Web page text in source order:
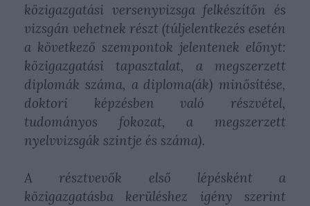
közigazgatási versenyvizsga felkészítőn és
vizsgán vehetnek részt (túljelentkezés esetén
a következő szempontok jelentenek előnyt:
közigazgatási tapasztalat, a megszerzett
diplomák száma, a diploma(ák) minősítése,
doktori képzésben való részvétel,
tudományos fokozat, a megszerzett
nyelvvizsgák szintje és száma).
A résztvevők első lépésként a
közigazgatásba kerüléshez igény szerint